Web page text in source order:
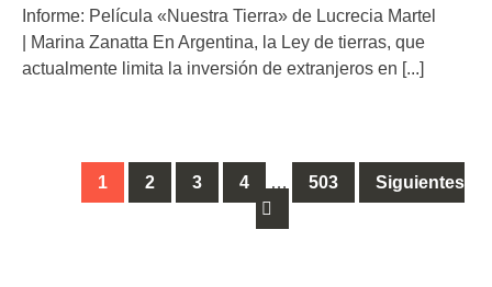
Informe: Película «Nuestra Tierra» de Lucrecia Martel
| Marina Zanatta En Argentina, la Ley de tierras, que
actualmente limita la inversión de extranjeros en [...]
1 2 3 4 … 503 Siguientes